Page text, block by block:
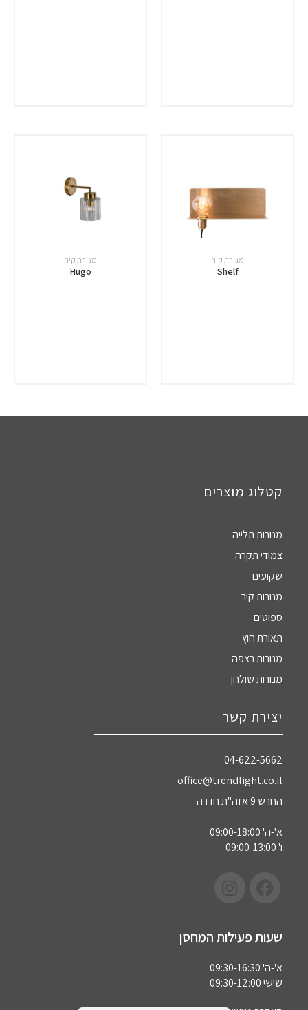
מנורת קיר
Shelf
מנורת קיר
Hugo
קטלוג מוצרים
מנורות תלייה
צמודי תקרה
שקועים
מנורות קיר
ספוטים
תאורת חוץ
מנורות רצפה
מנורות שולחן
יצירת קשר
04-622-5662‏
office@trendlight.co.il
החרש 9 אזה"ת חדרה
א'-ה' 09:00-18:00
ו' 09:00-13:00
שעות פעילות המחסן
א'-ה' 09:30-16:30
שישי 09:30-12:00